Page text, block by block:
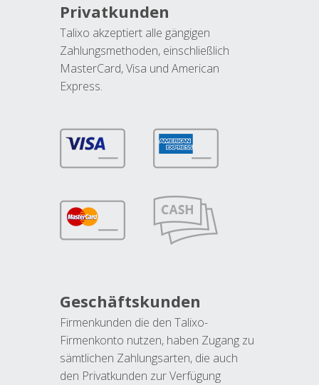
Privatkunden
Talixo akzeptiert alle gängigen
Zahlungsmethoden, einschließlich
MasterCard, Visa und American
Express.
Geschäftskunden
Firmenkunden die den Talixo-
Firmenkonto nutzen, haben Zugang zu
sämtlichen Zahlungsarten, die auch
den Privatkunden zur Verfügung